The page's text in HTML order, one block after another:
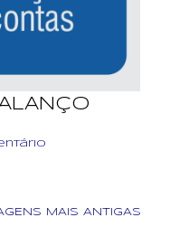
MAIS ANTIGAS